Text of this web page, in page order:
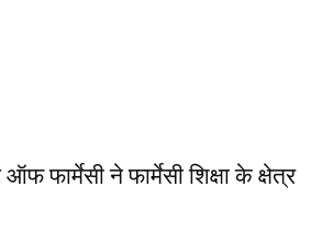
फार्मेसी ने फार्मेसी शिक्षा के क्षेत्र